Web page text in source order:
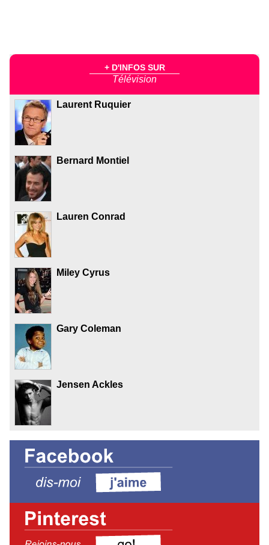
+ D'INFOS SUR
Télévision
Laurent Ruquier
Bernard Montiel
Lauren Conrad
Miley Cyrus
Gary Coleman
Jensen Ackles